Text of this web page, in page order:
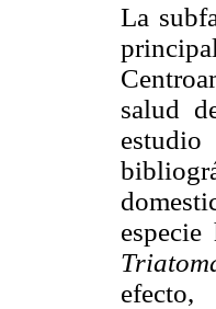
La
salud